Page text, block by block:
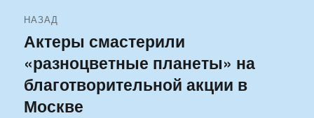
по
записям
НАЗАД
Предыдущая
запись:
Актеры смастерили
«разноцветные планеты» на
благотворительной акции в
Москве